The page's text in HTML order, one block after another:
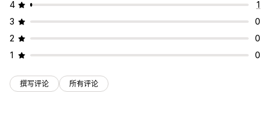
4
1
3
0
2
0
1
0
撰写评论 所有评论